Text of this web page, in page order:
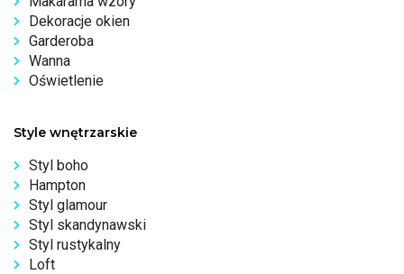
Dekoracje okien
Garderoba
Wanna
Oświetlenie
Style wnętrzarskie
Styl boho
Hampton
Styl glamour
Styl skandynawski
Styl rustykalny
Loft